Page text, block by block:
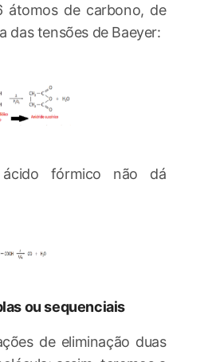
átomos de carbono, de
das tensões de Baeyer:
fórmico não dá
ou sequenciais
de eliminação duas